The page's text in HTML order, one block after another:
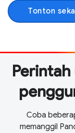
Tonton
Coba
memanggil